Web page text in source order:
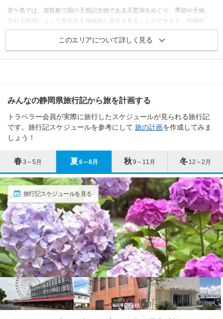
範囲はせまいですが、珍し
伊豆の三大奇祭「どんつく
祭り」
夫婦和合、子孫&#32363;栄
等の神様です
3.36
訪れたトラベラーのクチコミ
石段を登ってお参りしまし
ょう、見た目ほどキツくは
夏は風鈴祭り
訪れたトラベラーのクチコミ
ふくろうさんと写真も撮れ
鳥好きには最高の場所
鳥と身近に触れ合える充実
した場所
掛川・袋井・島田・御前崎 各都市の観光ランキングを見る
12～2月
※このエリアに投稿された旅行記をもとに集計
クリップ
下田温泉 (静岡県)
温泉 下田
3.38
訪れたトラベラーのクチコミ
立寄り湯もある
駅前の足湯で心もポカポカ
に
クリップ
入田浜海水浴場
ビーチ 下田
3.33
訪れたトラベラーのクチコミ
海外のリゾートビーチに負
けない美しさ！
人がたくさん
堂ケ島では、遊覧船で国の天然記念物である天窓洞をめぐり、季節や天候、
訪れる時間によって変化する神秘的な景色を見ることができます。松崎町
は、なまこ壁がある街としてレトロな雰囲気が特徴で、ドラマのロケ地とし
ても利用されています。伊豆の長八美術館には、入江長八の漆喰鏝絵の作品
を展示しています。こてのみで描かれたきめ細かい作品は、繊細で華麗な作
西伊豆（土肥・堂ヶ島） エリア 旅行者の傾向
旅行時期 同行者 予算
9～11月
12～2月
※このエリアに投稿された旅行記をもとに集計
西伊豆（土肥・堂ヶ島） エリアの季節別人気スポット
春3～5月 夏6～8月 秋9～11月 冬 12～2月
クリップ クリップ
このエリアについて詳しく見る
静岡市（葵区・駿河区）
清水
焼津
藤枝・岡部
御殿場
三島
沼津
富士
富士宮
みんなの静岡県旅行記から旅を計画する
トラベラー会員が実際に旅行したスケジュールが見られる旅行記
です。旅行記スケジュールを参考にして 旅の計画を作成してみま
しょう！
春3～5月 夏6～8月 秋9～11月 冬 12～2月
旅行記スケジュールを見る